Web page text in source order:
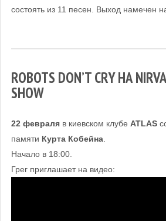
состоять из 11 песен. Выход намечен
ROBOTS DON’T CRY НА
SHOW
22 февраляв киевском клубе ATLAS
памяти Курта Кобейна.
Начало в 18:00.
Грег приглашает на видео: